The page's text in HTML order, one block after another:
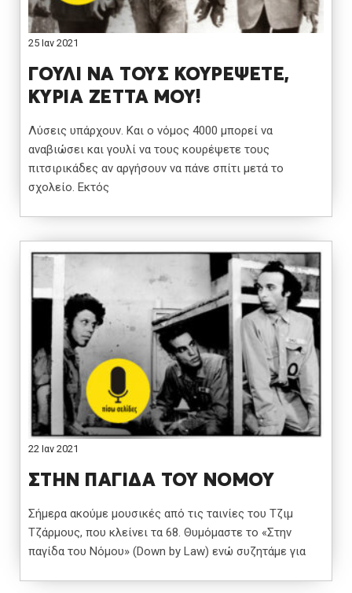
25 Ιαν 2021
ΓΟΥΛΙ ΝΑ ΤΟΥΣ ΚΟΥΡΕΨΕΤΕ,
ΚΥΡΙΑ ΖΕΤΤΑ ΜΟΥ!
Λύσεις υπάρχουν. Και ο νόμος 4000 μπορεί να
αναβιώσει και γουλί να τους κουρέψετε τους
πιτσιρικάδες αν αργήσουν να πάνε σπίτι μετά το
σχολείο. Εκτός
22 Ιαν 2021
ΣΤΗΝ ΠΑΓΙΔΑ ΤΟΥ ΝΟΜΟΥ
Σήμερα ακούμε μουσικές από τις ταινίες του Τζιμ
Τζάρμους, που κλείνει τα 68. Θυμόμαστε το «Στην
παγίδα του Νόμου» (Down by Law) ενώ συζητάμε για